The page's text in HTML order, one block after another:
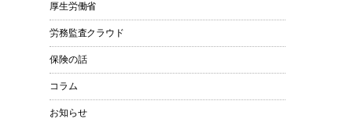
厚生労働省
労務監査クラウド
保険の話
コラム
お知らせ